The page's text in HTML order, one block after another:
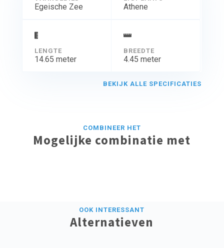
Egeische Zee Athene
LENGTE
14.65 meter
BREEDTE
4.45 meter
BEKIJK ALLE SPECIFICATIES
COMBINEER HET
Mogelijke combinatie met
OOK INTERESSANT
Alternatieven